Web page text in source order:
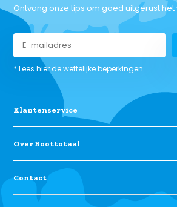
Ontvang onze tips om goed uitgerust
* Lees hier de wettelijke beperkingen
Klantenservice
Over Boottotaal
Contact